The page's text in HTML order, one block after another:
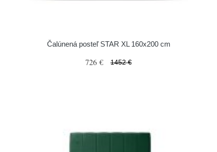
Čalúnená posteľ STAR XL 160x200 cm
726 € 1452 €